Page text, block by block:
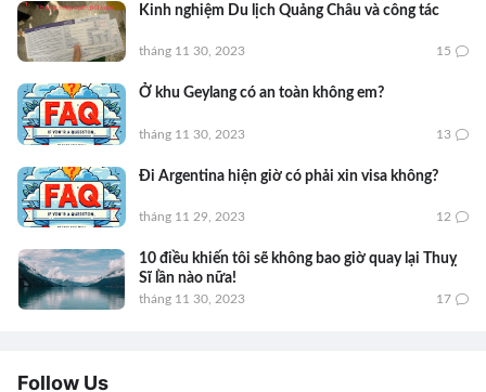
Kinh nghiệm Du lịch Quảng Châu và công tác
tháng 11 30, 2023 15
Ở khu Geylang có an toàn không em?
tháng 11 30, 2023 13
Đi Argentina hiện giờ có phải xin visa không?
tháng 11 29, 2023 12
10 điều khiến tôi sẽ không bao giờ quay lại Thuỵ
Sĩ lần nào nữa!
tháng 11 30, 2023 17
Follow Us